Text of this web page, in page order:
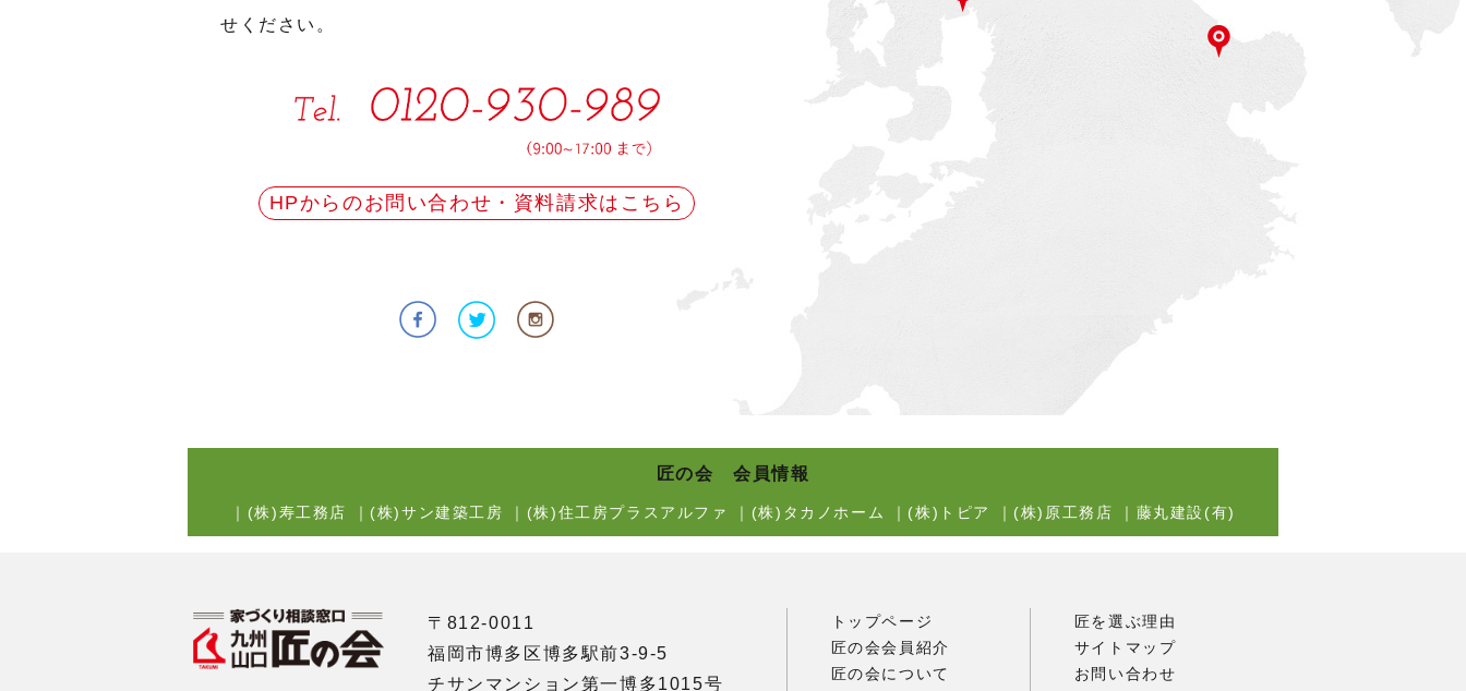
せください。
HPからのお問い合わせ・資料請求はこちら
匠の会 会員情報
｜ (株)寿工務店 ｜ (株)サン建築工房 ｜ (株)住工房プラスアルファ ｜ (株)タカノホーム ｜ (株)トピア ｜ (株)原工務店 ｜ 藤丸建設(有)
〒812-0011
福岡市博多区博多駅前3-9-5
チサンマンション第一博多1015号
トップページ
匠の会会員紹介
匠の会について
匠を選ぶ理由
サイトマップ
お問い合わせ